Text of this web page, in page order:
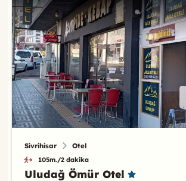
Sivrihisar Otel
105m./2 dakika
Uludağ Ömür Otel